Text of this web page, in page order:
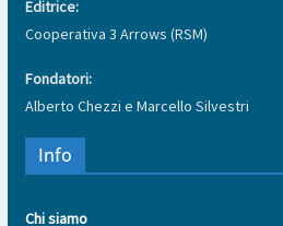
Editrice:
Cooperativa 3 Arrows (RSM)
Fondatori:
Alberto Chezzi e Marcello Silvestri
Info
Chi siamo